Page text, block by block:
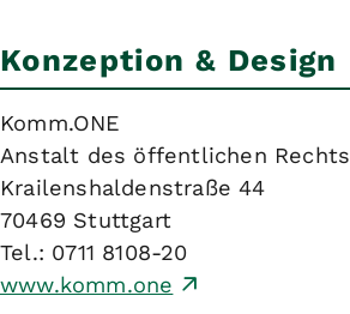
Konzeption & Design
Komm.ONE
Anstalt des öffentlichen Rechts
Krailenshaldenstraße 44
70469 Stuttgart
Tel.: 0711 8108-20
www.komm.one